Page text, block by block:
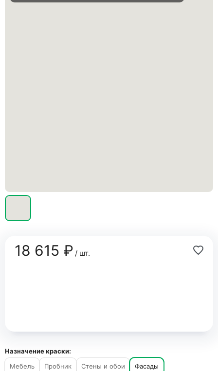
18 615 ₽/ шт.
Назначение краски:
Мебель
Пробник Стены и обои Фасады